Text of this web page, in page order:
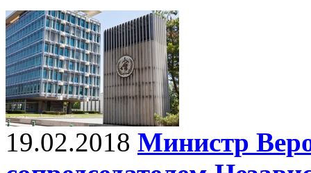
19.02.2018 Министр